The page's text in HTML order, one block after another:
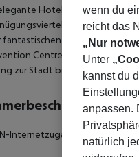
Hotel Ambassador
der Stadt.
fantastischen Auswahl an
Centre und der Benjasiri
zur Stadt bieten.
Internetzugang
wenn du
reicht das
„Nur
Unter
kannst du
anpassen.
natürlich